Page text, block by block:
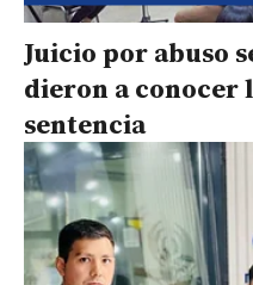
Juicio por abuso
dieron a conocer
sentencia